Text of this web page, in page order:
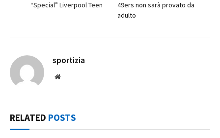
“Special” Liverpool Teen
49ers non sarà provato da
adulto
sportizia
Website
RELATED POSTS